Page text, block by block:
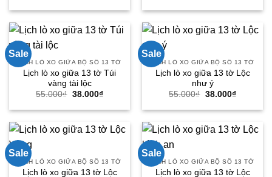
là:
tại
38.000₫.
là:
tại
38.000₫.
Sale
LỊCH LÒ XO GIỮA BỘ SỐ 13 TỜ
Lịch lò xo giữa 13 tờ Túi
vàng tài lộc
55.000₫ Giá
là:
38.000₫Giá
tại
38.000₫.
Sale
LỊCH LÒ XO GIỮA BỘ SỐ 13 TỜ
Lịch lò xo giữa 13 tờ Lộc
như ý
55.000₫ Giá
là:
38.000₫Giá
tại
38.000₫.
Sale
LỊCH LÒ XO GIỮA BỘ SỐ 13 TỜ
Lịch lò xo giữa 13 tờ Lộc
Sale
LỊCH LÒ XO GIỮA BỘ SỐ 13 TỜ
Lịch lò xo giữa 13 tờ Lộc